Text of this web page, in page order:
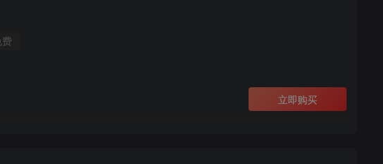
立即购买